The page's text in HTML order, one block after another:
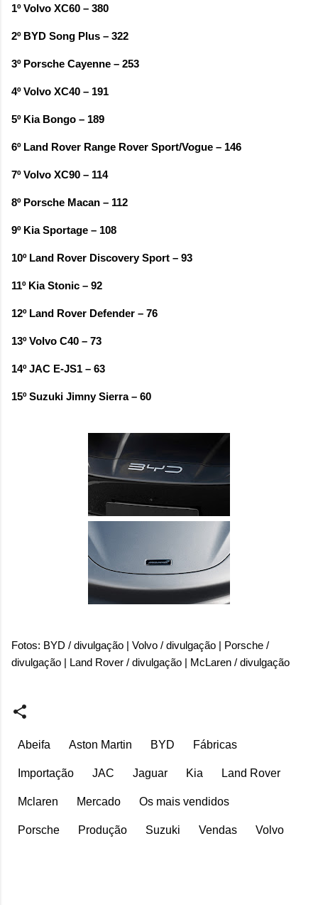
1º Volvo XC60 – 380
2º BYD Song Plus – 322
3º Porsche Cayenne – 253
4º Volvo XC40 – 191
5º Kia Bongo – 189
6º Land Rover Range Rover Sport/Vogue – 146
7º Volvo XC90 – 114
8º Porsche Macan – 112
9º Kia Sportage – 108
10º Land Rover Discovery Sport – 93
11º Kia Stonic – 92
12º Land Rover Defender – 76
13º Volvo C40 – 73
14º JAC E-JS1 – 63
15º Suzuki Jimny Sierra – 60
Fotos: BYD / divulgação | Volvo / divulgação | Porsche /
divulgação | Land Rover / divulgação | McLaren / divulgação
Abeifa Aston Martin BYD Fábricas
Importação JAC Jaguar Kia Land Rover
Mclaren Mercado Os mais vendidos
Porsche Produção Suzuki Vendas Volvo